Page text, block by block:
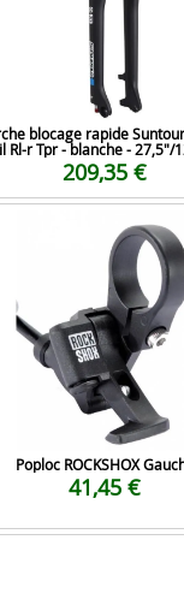
blocage rapide
Rl-r Tpr - blanche - 27,5"/
209,35 €
Poploc ROCKSHOX
41,45 €